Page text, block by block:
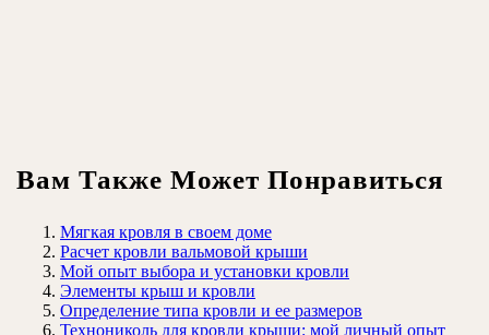
Вам Также Может Понравиться
Мягкая кровля в своем доме
Расчет кровли вальмовой крыши
Мой опыт выбора и установки кровли
Элементы крыш и кровли
Определение типа кровли и ее размеров
Технониколь для кровли крыши: мой личный опыт